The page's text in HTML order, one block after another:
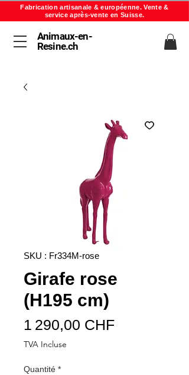
Animaux-en-
Resine.ch
Fabrication artisanale & européenne. Vente &
service après-vente en Suisse.
SKU : Fr334M-rose
Girafe rose
(H195 cm)
1 290,00 CHFPrix
TVA Incluse
Quantité *